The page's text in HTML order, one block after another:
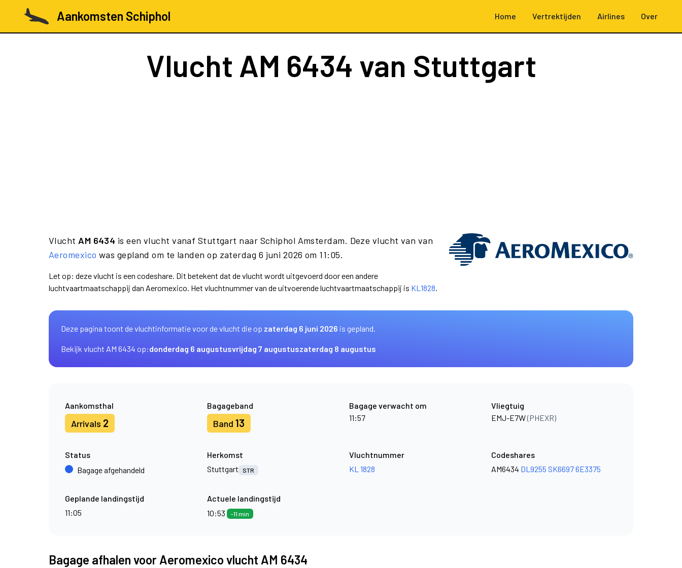
Aankomsten Schiphol Home Vertrektijden Airlines Over
Vlucht AM 6434 van Stuttgart
Vlucht AM 6434 is een vlucht vanaf Stuttgart naar Schiphol Amsterdam. Deze vlucht van van
Aeromexico was gepland om te landen op zaterdag 6 juni 2026 om 11:05.
Let op: deze vlucht is een codeshare. Dit betekent dat de vlucht wordt uitgevoerd door een andere
luchtvaartmaatschappij dan Aeromexico. Het vluchtnummer van de uitvoerende luchtvaartmaatschappij is KL1828.
Deze pagina toont de vluchtinformatie voor de vlucht die op zaterdag 6 juni 2026 is gepland.
Bekijk vlucht AM 6434 op:donderdag 6 augustusvrijdag 7 augustuszaterdag 8 augustus
Aankomsthal
Arrivals 2
Bagageband
Band 13
Bagage verwacht om
11:57
Vliegtuig
EMJ-E7W(PHEXR)
Status
Bagage afgehandeld
Herkomst
Stuttgart
STR
Vluchtnummer
KL 1828
Codeshares
AM6434 DL9255 SK66976E3375
Geplande landingstijd
11:05
Actuele landingstijd
10:53
-11 min
Bagage afhalen voor Aeromexico vlucht AM 6434